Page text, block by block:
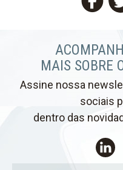
MAIS SOBRE
Assine nossa
sociais
dentro das